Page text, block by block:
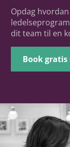
Opdag
dit team til en
Book